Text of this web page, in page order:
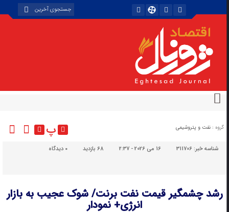
گروه : نفت و پتروشیمی پ
شناسه خبر:311706 16 می 2026 - 2:37 68 بازدید دیدگاه
رشد چشمگیر قیمت نفت برنت/ شوک عجیب به بازار
انرژی+ نمودار